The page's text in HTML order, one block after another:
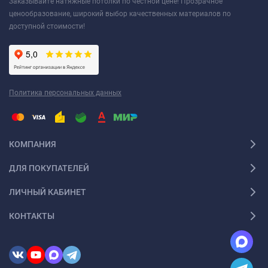
ценообразование, широкий выбор качественных материалов по
доступной стоимости!
Политика персональных данных
КОМПАНИЯ
ДЛЯ ПОКУПАТЕЛЕЙ
ЛИЧНЫЙ КАБИНЕТ
КОНТАКТЫ